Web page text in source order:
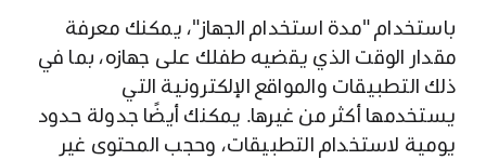
باستخدام "مدة استخدام الجهاز"، يمكنك معرفة
مقدار الوقت الذي يقضيه طفلك على جهازه، بما في
ذلك التطبيقات والمواقع الإلكترونية التي
يستخدمها أكثر من غيرها. يمكنك أيضًا جدولة حدود
يومية لاستخدام التطبيقات، وحجب المحتوى غير